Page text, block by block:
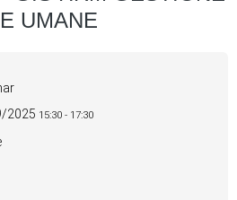
UMANE
2025 15:30 - 17:30